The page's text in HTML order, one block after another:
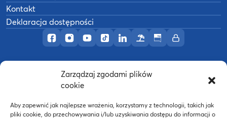
Zarządzaj zgodami plików
cookie
Aby zapewnić jak najlepsze wrażenia, korzystamy z technologii, takich jak
pliki cookie, do przechowywania i/lub uzyskiwania dostępu do informacji o
Profil AWF Poznań w serwisie Facebook
Profil AWF Poznań w serwisie Instagram
Profil AWF Poznań w serwisie YouTube
Profil AWF Poznań w serwisie
Profil AWF Poznań w
OśrodekBiuletynIntranet
Kontakt
Deklaracja dostępności
Akademia Wychowania Fizycznego w
Wykonanie:nFinity.pl